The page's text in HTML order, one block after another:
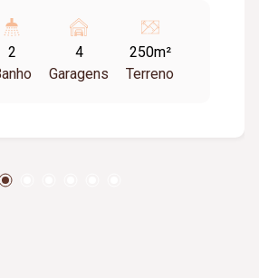
vagas de garagem;
de energia solar com
de 450 kWh/mês; Portões
2
4
Garagens
250m²
Terreno